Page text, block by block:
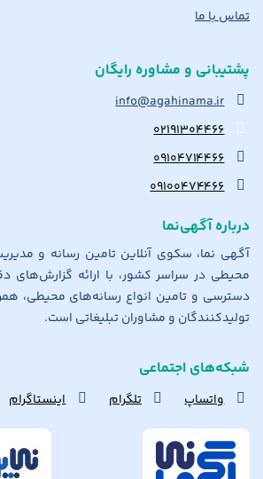
تماس با ما
پشتیبانی و مشاوره رایگان
info@agahinama.ir
۰۲۱۹۱۳۰۴۴۶۶
۰۹۱۰۴۷۱۴۴۶۶
۰۹۱۰۰۴۷۴۴۶۶
درباره آگهی‌نما
آگهی نما، سکوی آنلاین تامین رسانه و
محیطی در سراسر کشور، با ارائه گزارش‌های
دسترسی و تامین انواع رسانه‌های محیطی،
تولیدکنندگان و مشاوران تبلیغاتی است.
شبکه‌های اجتماعی
واتساپ تلگرام اینستاگرام